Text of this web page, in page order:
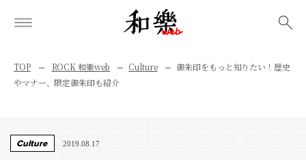
TOP ROCK 和樂web Culture
御朱印をもっと知りたい！歴史
やマナー、限定御朱印も紹介
Culture 2019.08.17